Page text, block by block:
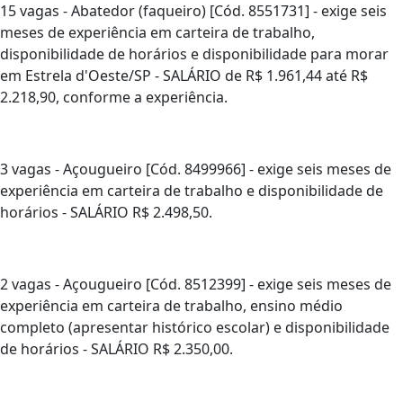
15 vagas - Abatedor (faqueiro) [Cód. 8551731] - exige seis
meses de experiência em carteira de trabalho,
disponibilidade de horários e disponibilidade para morar
em Estrela d'Oeste/SP - SALÁRIO de R$ 1.961,44 até R$
2.218,90, conforme a experiência.
3 vagas - Açougueiro [Cód. 8499966] - exige seis meses de
experiência em carteira de trabalho e disponibilidade de
horários - SALÁRIO R$ 2.498,50.
2 vagas - Açougueiro [Cód. 8512399] - exige seis meses de
experiência em carteira de trabalho, ensino médio
completo (apresentar histórico escolar) e disponibilidade
de horários - SALÁRIO R$ 2.350,00.